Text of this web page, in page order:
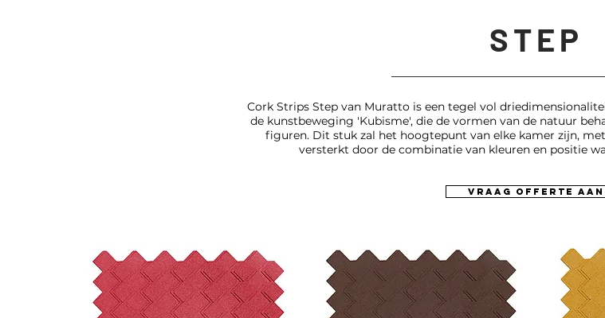
STEP
Cork Strips Step van Muratto is een tegel vol
de kunstbeweging 'Kubisme', die de vormen van de natuur
figuren. Dit stuk zal het hoogtepunt van elke kamer zijn,
versterkt door de combinatie van kleuren en positie
vraag offerte aan